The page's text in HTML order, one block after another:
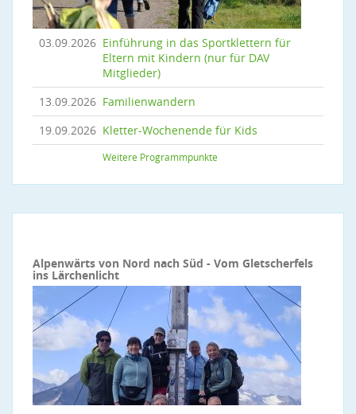
03.09.2026 Einführung in das Sportklettern für
Eltern mit Kindern (nur für DAV
Mitglieder)
13.09.2026 Familienwandern
19.09.2026 Kletter-Wochenende für Kids
Weitere Programmpunkte
Alpenwärts von Nord nach Süd - Vom Gletscherfels
ins Lärchenlicht